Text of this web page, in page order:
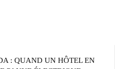
: QUAND UN HÔTEL EN